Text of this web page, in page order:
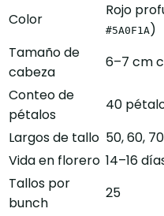
Color
Rojo
#5A0F1A)
Tamaño de
cabeza
6–7 cm
Conteo de
pétalos
40
Largos de tallo 50, 60,
Vida en florero 14–16
Tallos por
bunch
25